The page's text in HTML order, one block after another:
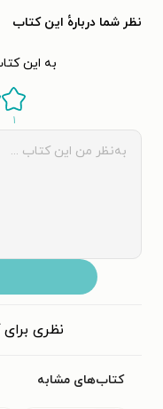
نظر شما دربارهٔ این کتاب
به این
۱
نظری
کتاب‌های مشابه